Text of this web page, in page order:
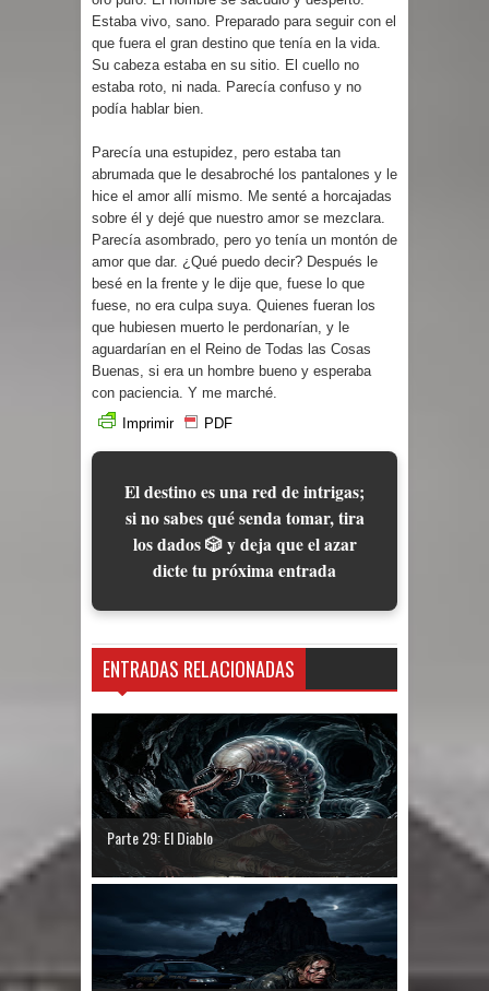
Estaba vivo, sano. Preparado para seguir con el
que fuera el gran destino que tenía en la vida.
Su cabeza estaba en su sitio. El cuello no
estaba roto, ni nada. Parecía confuso y no
podía hablar bien.
Parecía una estupidez, pero estaba tan
abrumada que le desabroché los pantalones y le
hice el amor allí mismo. Me senté a horcajadas
sobre él y dejé que nuestro amor se mezclara.
Parecía asombrado, pero yo tenía un montón de
amor que dar. ¿Qué puedo decir? Después le
besé en la frente y le dije que, fuese lo que
fuese, no era culpa suya. Quienes fueran los
que hubiesen muerto le perdonarían, y le
aguardarían en el Reino de Todas las Cosas
Buenas, si era un hombre bueno y esperaba
con paciencia. Y me marché.
Imprimir
PDF
El destino es una red de intrigas;
si no sabes qué senda tomar, tira
los dados 🎲 y deja que el azar
dicte tu próxima entrada
ENTRADAS RELACIONADAS
Parte 29: El Diablo